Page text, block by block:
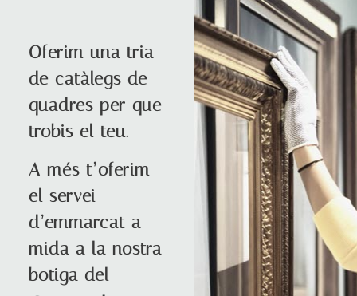
Oferim una tria
de catàlegs de
quadres per que
trobis el teu.
A més t’oferim
el servei
d’emmarcat a
mida a la nostra
botiga del